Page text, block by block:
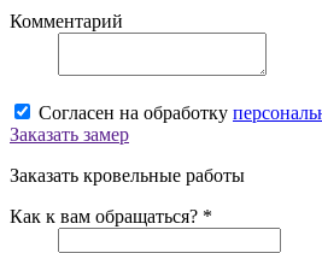
Комментарий
Согласен на обработку
Заказать замер
Заказать кровельные работы
Как к вам обращаться? *